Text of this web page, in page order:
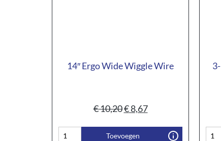
14″ Ergo Wide Wiggle Wire
€10,20€8,67
Toevoegen